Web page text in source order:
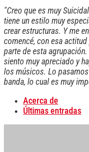
"Creo que es muy
tiene un estilo muy
crear estructuras. Y me
comencé, con esa
parte de esta
siento muy apreciado y
los músicos. Lo
banda, lo cual es muy
Acerca de
Últimas entradas